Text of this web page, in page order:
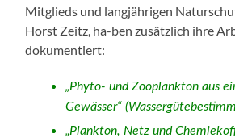
Mitglieds und langjährigen
Horst Zeitz, ha-ben zusätzlich ihre
dokumentiert:
„Phyto- und Zooplankton aus
Gewässer“
„Plankton, Netz und